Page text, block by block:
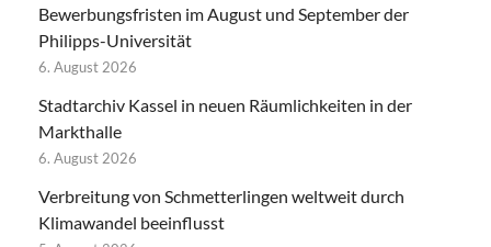
Bewerbungsfristen im August und September der
Philipps-Universität
6. August 2026
Stadtarchiv Kassel in neuen Räumlichkeiten in der
Markthalle
6. August 2026
Verbreitung von Schmetterlingen weltweit durch
Klimawandel beeinflusst